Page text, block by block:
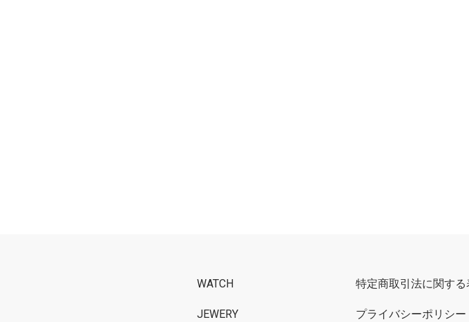
WATCH
JEWERY
特定商取引法に関する
プライバシーポリシー